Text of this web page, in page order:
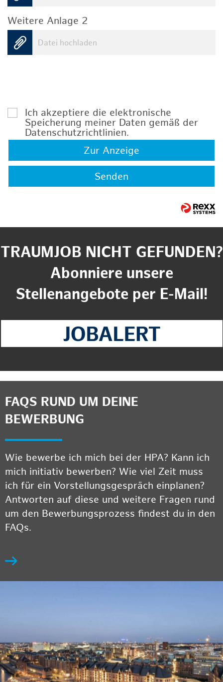
Weitere Anlage 2
Datei hochladen
Ich akzeptiere die elektronische
Speicherung meiner Daten gemäß der
Datenschutzrichtlinien.
Zur Anzeige
Senden
TRAUMJOB NICHT GEFUNDEN?
Abonniere unsere
Stellenangebote per E-Mail!
FAQS RUND UM DEINE
BEWERBUNG
Wie bewerbe ich mich bei der HPA? Kann ich
mich initiativ bewerben? Wie viel Zeit muss
ich für ein Vorstellungsgespräch einplanen?
Antworten auf diese und weitere Fragen rund
um den Bewerbungsprozess findest du in den
FAQs.